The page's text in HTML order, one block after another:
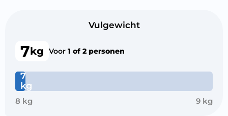
Vulgewicht
7kg Voor 1 of 2 personen
7
kg
8 kg 9 kg